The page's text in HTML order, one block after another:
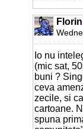
Florin
Io nu
(mic sat,
buni ?
ceva
zecile, si
cartoane.
spuna